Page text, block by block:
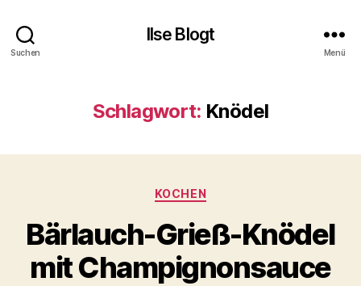
Suchen
Ilse Blogt
Menü
Schlagwort: Knödel
Kategorien
KOCHEN
Bärlauch-Grieß-Knödel
mit Champignonsauce